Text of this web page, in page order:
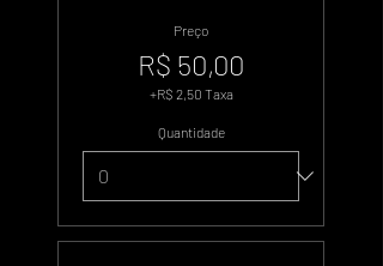
Preço
R$ 50,00
+R$ 2,50 Taxa
Quantidade